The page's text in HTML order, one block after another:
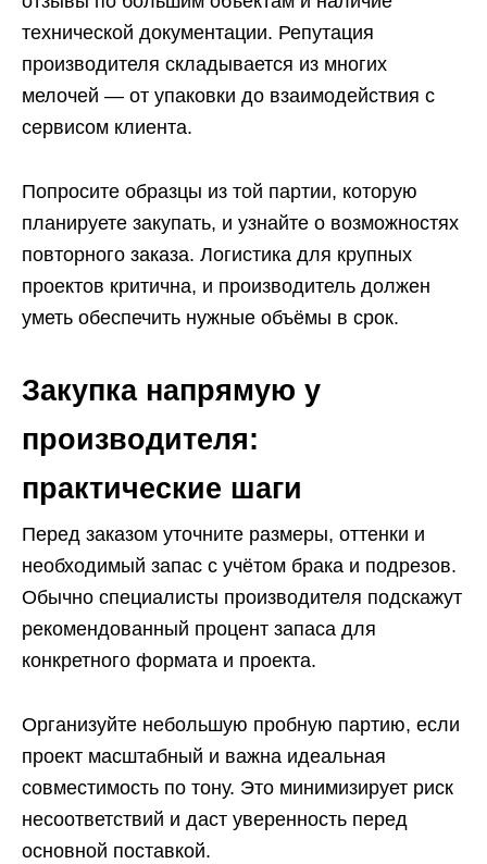
технической документации. Репутация
производителя складывается из многих
мелочей — от упаковки до взаимодействия с
сервисом клиента.
Попросите образцы из той партии, которую
планируете закупать, и узнайте о возможностях
повторного заказа. Логистика для крупных
проектов критична, и производитель должен
уметь обеспечить нужные объёмы в срок.
Закупка напрямую у
производителя:
практические шаги
Перед заказом уточните размеры, оттенки и
необходимый запас с учётом брака и подрезов.
Обычно специалисты производителя подскажут
рекомендованный процент запаса для
конкретного формата и проекта.
Организуйте небольшую пробную партию, если
проект масштабный и важна идеальная
совместимость по тону. Это минимизирует риск
несоответствий и даст уверенность перед
основной поставкой.